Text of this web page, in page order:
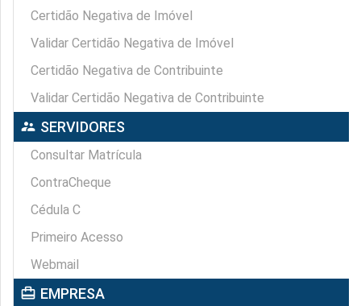
Certidão Negativa de Imóvel
Validar Certidão Negativa de Imóvel
Certidão Negativa de Contribuinte
Validar Certidão Negativa de Contribuinte
supervisor_account SERVIDORES
Consultar Matrícula
ContraCheque
Cédula C
Primeiro Acesso
Webmail
card_travel EMPRESA